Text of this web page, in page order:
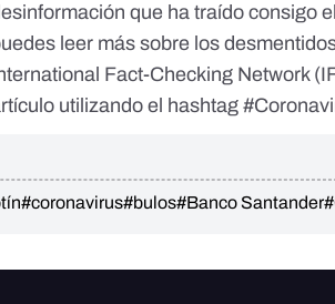
que ha traído consigo
leer más sobre los
Fact-Checking Network
utilizando el hashtag
#coronavirus#bulos#Banco Santander